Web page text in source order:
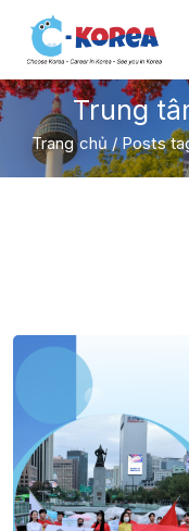
Trung
Trang chủ/Posts